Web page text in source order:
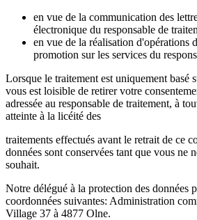
en vue de la communication des
électronique du responsable de
en vue de la réalisation d'opérations
promotion sur les services du
Lorsque le traitement est uniquement basé
vous est loisible de retirer votre
adressée au responsable de traitement, à
atteinte à la licéité des
traitements effectués avant le retrait de ce
données sont conservées tant que vous ne
souhait.
Notre délégué à la protection des données
coordonnées suivantes: Administration
Village 37 à 4877 Olne.